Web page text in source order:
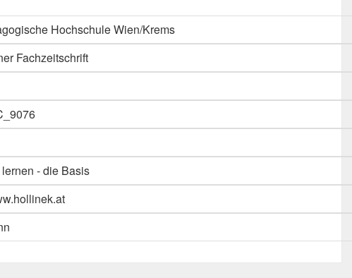
Hochschule Wien/Krems
Fachzeitschrift
- die Basis